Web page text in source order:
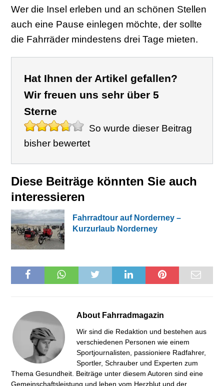
Wer die Insel erleben und an schönen Stellen
auch eine Pause einlegen möchte, der sollte
die Fahrräder mindestens drei Tage mieten.
Hat Ihnen der Artikel gefallen?
Wir freuen uns sehr über 5
Sterne
So wurde dieser Beitrag
bisher bewertet
Diese Beiträge könnten Sie auch
interessieren
Fahrradtour auf Norderney –
Kurzurlaub Norderney
About Fahrradmagazin
Wir sind die Redaktion und bestehen aus
verschiedenen Personen wie einem
Sportjournalisten, passioniere Radfahrer,
Sportler, Schrauber und Experten zum
Thema Gesundheit. Beiträge unter diesem Autoren sind eine
Gemeinschaftsleistung und leben vom Herzblut und der